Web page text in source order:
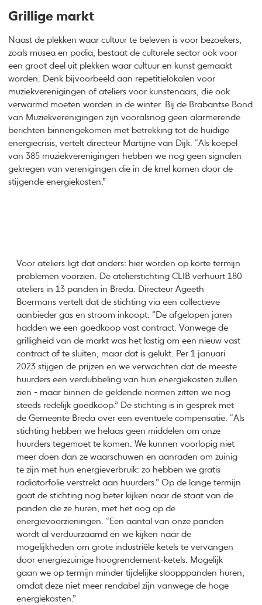
Grillige markt
Naast de plekken waar cultuur te beleven is voor bezoekers,
zoals musea en podia, bestaat de culturele sector ook voor
een groot deel uit plekken waar cultuur en kunst gemaakt
worden. Denk bijvoorbeeld aan repetitielokalen voor
muziekverenigingen of ateliers voor kunstenaars, die ook
verwarmd moeten worden in de winter. Bij de Brabantse Bond
van Muziekverenigingen zijn vooralsnog geen alarmerende
berichten binnengekomen met betrekking tot de huidige
energiecrisis, vertelt directeur Martijne van Dijk. “Als koepel
van 385 muziekverenigingen hebben we nog geen signalen
gekregen van verenigingen die in de knel komen door de
stijgende energiekosten.”
Voor ateliers ligt dat anders: hier worden op korte termijn
problemen voorzien. De atelierstichting CLIB verhuurt 180
ateliers in 13 panden in Breda. Directeur Ageeth
Boermans vertelt dat de stichting via een collectieve
aanbieder gas en stroom inkoopt. “De afgelopen jaren
hadden we een goedkoop vast contract. Vanwege de
grilligheid van de markt was het lastig om een nieuw vast
contract af te sluiten, maar dat is gelukt. Per 1 januari
2023 stijgen de prijzen en we verwachten dat de meeste
huurders een verdubbeling van hun energiekosten zullen
zien - maar binnen de geldende normen zitten we nog
steeds redelijk goedkoop.” De stichting is in gesprek met
de Gemeente Breda over een eventuele compensatie. “Als
stichting hebben we helaas geen middelen om onze
huurders tegemoet te komen. We kunnen voorlopig niet
meer doen dan ze waarschuwen en aanraden om zuinig
te zijn met hun energieverbruik: zo hebben we gratis
radiatorfolie verstrekt aan huurders.” Op de lange termijn
gaat de stichting nog beter kijken naar de staat van de
panden die ze huren, met het oog op de
energievoorzieningen. “Een aantal van onze panden
wordt al verduurzaamd en we kijken naar de
mogelijkheden om grote industriële ketels te vervangen
door energiezuinige hoogrendement-ketels. Mogelijk
gaan we op termijn minder tijdelijke sloopppanden huren,
omdat deze niet meer rendabel zijn vanwege de hoge
energiekosten.”